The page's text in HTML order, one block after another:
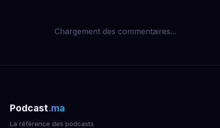
Chargement des commentaires...
Podcast.ma
La référence des podcasts